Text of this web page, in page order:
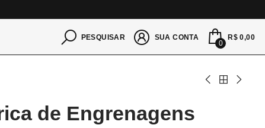
PESQUISAR SUA CONTA
0
R$ 0,00
de Engrenagens